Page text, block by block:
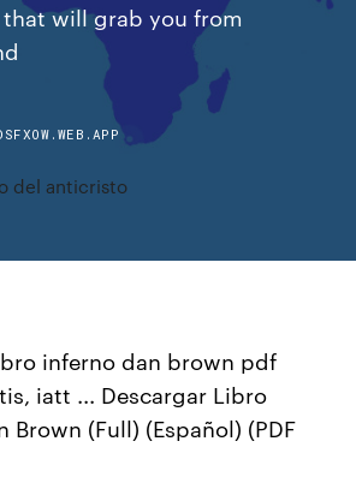
will grab you from
del anticristo
inferno dan brown pdf
iatt ... Descargar Libro
Brown (Full) (Español) (PDF